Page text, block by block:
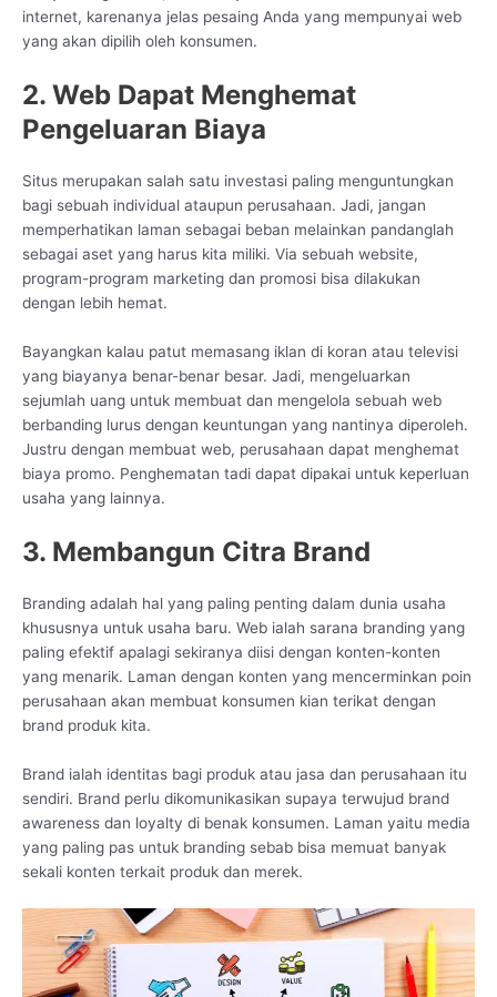
internet, karenanya jelas pesaing Anda yang mempunyai web
yang akan dipilih oleh konsumen.
2. Web Dapat Menghemat
Pengeluaran Biaya
Situs merupakan salah satu investasi paling menguntungkan
bagi sebuah individual ataupun perusahaan. Jadi, jangan
memperhatikan laman sebagai beban melainkan pandanglah
sebagai aset yang harus kita miliki. Via sebuah website,
program-program marketing dan promosi bisa dilakukan
dengan lebih hemat.
Bayangkan kalau patut memasang iklan di koran atau televisi
yang biayanya benar-benar besar. Jadi, mengeluarkan
sejumlah uang untuk membuat dan mengelola sebuah web
berbanding lurus dengan keuntungan yang nantinya diperoleh.
Justru dengan membuat web, perusahaan dapat menghemat
biaya promo. Penghematan tadi dapat dipakai untuk keperluan
usaha yang lainnya.
3. Membangun Citra Brand
Branding adalah hal yang paling penting dalam dunia usaha
khususnya untuk usaha baru. Web ialah sarana branding yang
paling efektif apalagi sekiranya diisi dengan konten-konten
yang menarik. Laman dengan konten yang mencerminkan poin
perusahaan akan membuat konsumen kian terikat dengan
brand produk kita.
Brand ialah identitas bagi produk atau jasa dan perusahaan itu
sendiri. Brand perlu dikomunikasikan supaya terwujud brand
awareness dan loyalty di benak konsumen. Laman yaitu media
yang paling pas untuk branding sebab bisa memuat banyak
sekali konten terkait produk dan merek.